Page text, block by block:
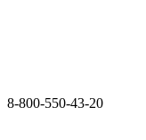
8-800-550-43-20